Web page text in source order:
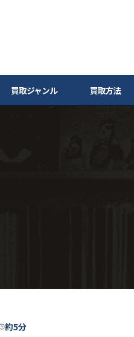
買取ジャンル 買取方法
約5分